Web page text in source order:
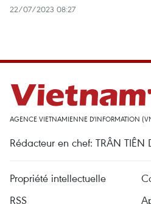
22/07/2023 08:27
AGENCE VIETNAMIENNE D'INFORMATION
Rédacteur en chef: TRÂN TIÊN
Propriété intellectuelle
RSS